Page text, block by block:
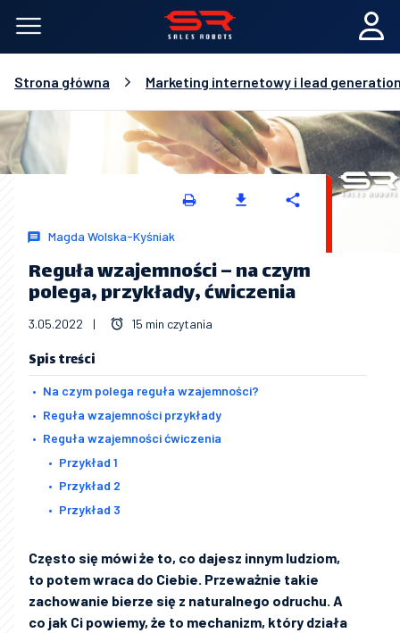
Strona główna Marketing internetowy i lead
Magda Wolska-Kyśniak
Reguła wzajemności – na czym
polega, przykłady, ćwiczenia
3.05.2022 | 15 min czytania
Spis treści
Na czym polega reguła wzajemności?
Reguła wzajemności przykłady
Reguła wzajemności ćwiczenia
Przykład 1
Przykład 2
Przykład 3
Często się mówi że to, co dajesz innym ludziom,
to potem wraca do Ciebie. Przeważnie takie
zachowanie bierze się z naturalnego odruchu. A
co jak Ci powiemy, że to mechanizm, który działa